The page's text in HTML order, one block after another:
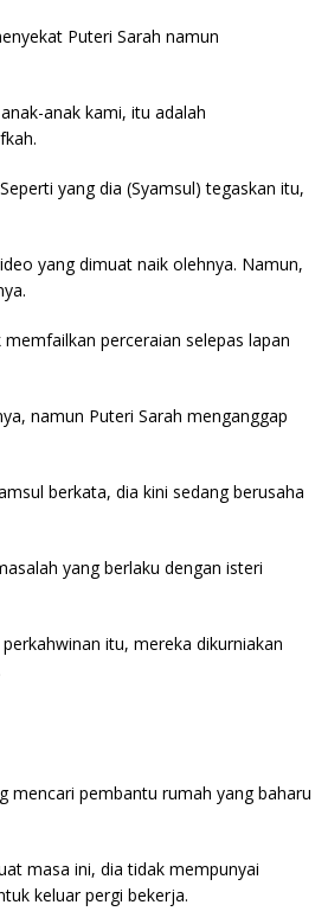
Puteri Sarah namun
anak kami, itu adalah
yang dia (Syamsul) tegaskan itu,
yang dimuat naik olehnya. Namun,
perceraian selepas lapan
namun Puteri Sarah menganggap
berkata, dia kini sedang berusaha
yang berlaku dengan isteri
itu, mereka dikurniakan
mencari pembantu rumah yang baharu
masa ini, dia tidak mempunyai
keluar pergi bekerja.